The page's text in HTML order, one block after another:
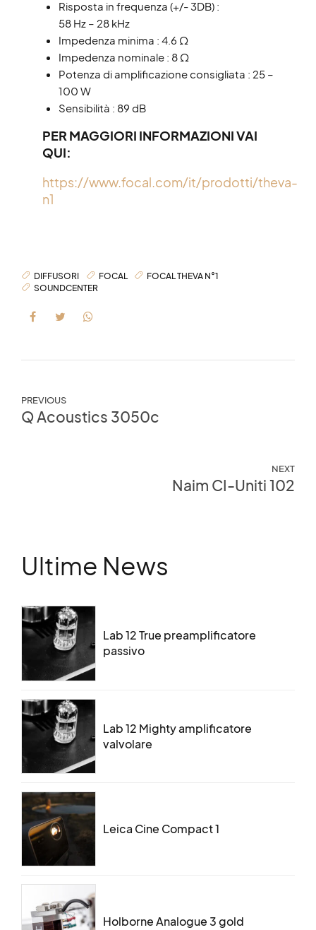
Risposta in frequenza (+/- 3DB) :
58 Hz – 28 kHz
Impedenza minima : 4.6 Ω
Impedenza nominale : 8 Ω
Potenza di amplificazione consigliata : 25 –
100 W
Sensibilità : 89 dB
PER MAGGIORI INFORMAZIONI VAI
QUI:
https://www.focal.com/it/prodotti/theva-
n1
DIFFUSORI FOCAL
FOCAL THEVA N°1
SOUNDCENTER
PREVIOUS
Q Acoustics 3050c
NEXT
Naim CI-Uniti 102
Ultime News
Lab 12 True preamplificatore
passivo
Lab 12 Mighty amplificatore
valvolare
Leica Cine Compact 1
Holborne Analogue 3 gold